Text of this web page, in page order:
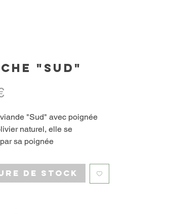
"Sud"
Prix
"Sud" avec poignée
naturel, elle se
sa poignée
La surface plane vous
comme planche à
de stock